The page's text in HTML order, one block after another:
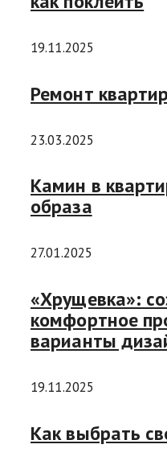
19.11.2025
Ремонт
23.03.2025
Камин в
образа
27.01.2025
«Хрущевка»:
комфортное
варианты
19.11.2025
Как выбрать